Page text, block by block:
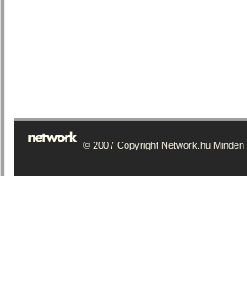
© 2007 Copyright Network.hu Minden